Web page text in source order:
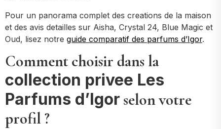
Pour un panorama complet des creations de la maison
et des avis detailles sur Aisha, Crystal 24, Blue Magic et
Oud, lisez notre guide comparatif des parfums d’Igor.
Comment choisir dans la
collection privee Les
Parfums d’Igor selon votre
profil ?